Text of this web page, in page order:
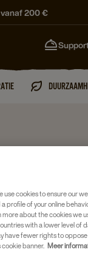
200 €
use cookies to ensure our
profile of your online
about the cookies we
with a lower level of
have fewer rights to
cookie banner. Meer